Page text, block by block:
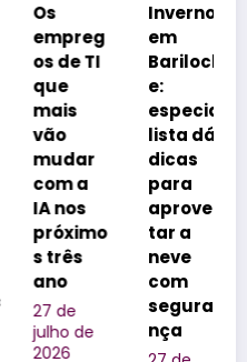
Inverno
em
Bariloch
e:
especia
lista dá
dicas
para
aprovei
tar a
neve
com
segura
nça
Congre
sso
coloca
polis na
vitrine
dos
realizad
ores de
eventos
do
Brasil
25 de
julho de
2026